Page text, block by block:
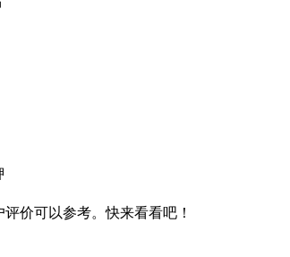
价可以参考。快来看看吧！